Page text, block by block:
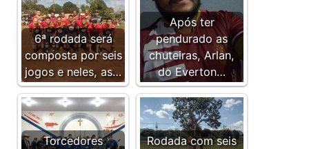
6ª rodada será
composta por seis
jogos e neles, as…
Após ter
pendurado as
chuteiras, Arlan,
do Everton…
Torcedores
Rodada com seis